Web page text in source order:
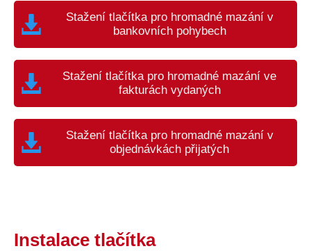
Stažení tlačítka pro hromadné mazání v
bankovních pohybech
Stažení tlačítka pro hromadné mazání ve
fakturách vydaných
Stažení tlačítka pro hromadné mazání v
objednávkách přijatých
Instalace tlačítka